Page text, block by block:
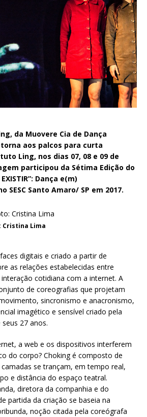
da Muovere Cia de Dança
aos palcos para curta
Ling, nos dias 07, 08 e 09 de
participou da Sétima Edição do
Dança e(m)
SESC Santo Amaro/ SP em 2017.
Cristina Lima
digitais e criado a partir de
as relações estabelecidas entre
cotidiana com a internet. A
de coreografias que projetam
sincronismo e anacronismo,
imagético e sensível criado pela
27 anos.
a web e os dispositivos interferem
do corpo? Choking é composto de
se trançam, em tempo real,
e distância do espaço teatral.
diretora da companhia e do
partida da criação se baseia na
noção citada pela coreógrafa